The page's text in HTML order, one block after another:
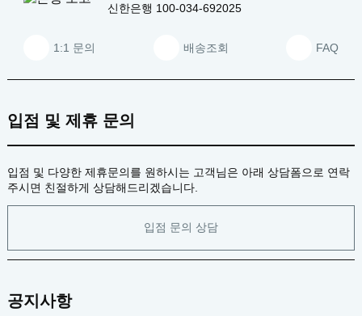
신한은행 100-034-692025
1:1 문의 배송조회 FAQ
입점 및 제휴 문의
입점 및 다양한 제휴문의를 원하시는 고객님은 아래 상담폼으로 연락
주시면 친절하게 상담해드리겠습니다.
입점 문의 상담
공지사항